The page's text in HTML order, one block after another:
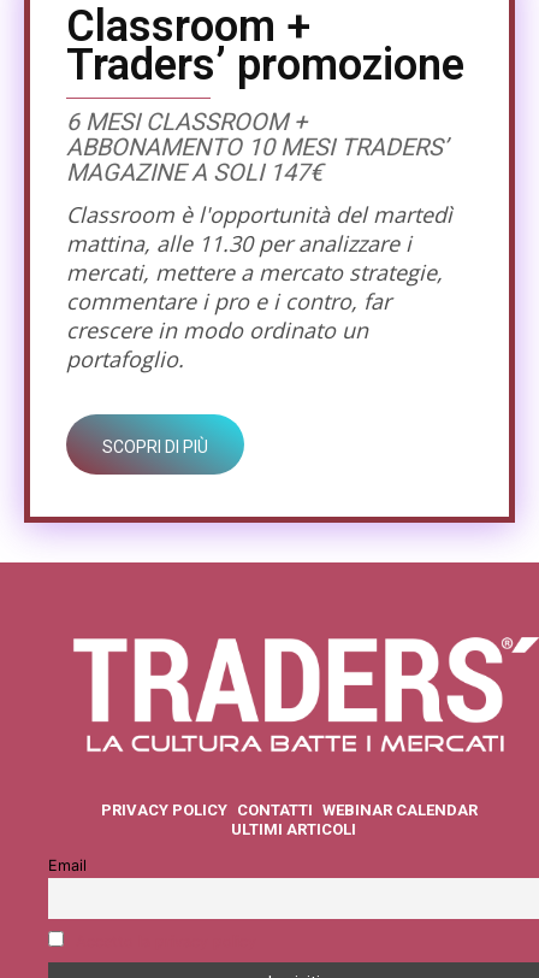
Classroom +
Traders’ promozione
6 MESI CLASSROOM +
ABBONAMENTO 10 MESI TRADERS’
MAGAZINE A SOLI 147€
Classroom è l'opportunità del martedì
mattina, alle 11.30 per analizzare i
mercati, mettere a mercato strategie,
commentare i pro e i contro, far
crescere in modo ordinato un
portafoglio.
SCOPRI DI PIÙ
PRIVACY POLICY CONTATTI WEBINAR CALENDAR
ULTIMI ARTICOLI
Email